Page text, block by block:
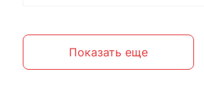
Показать еще